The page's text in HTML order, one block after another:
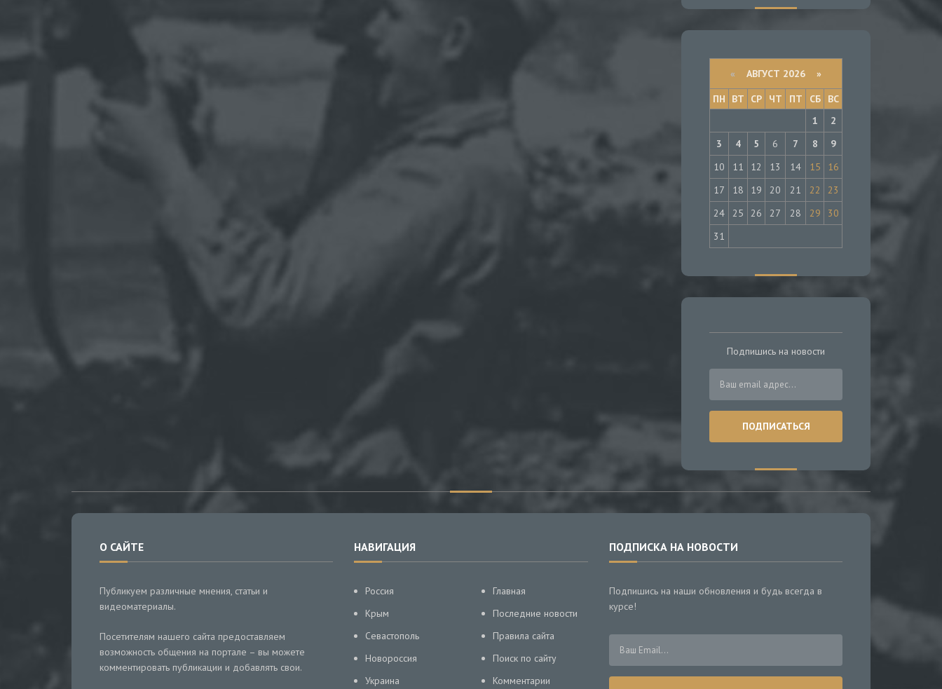
« АВГУСТ 2026 »
ПН
ВТ СР ЧТ ПТ СБ
ВС
1
2
3
4 5 6 7 8
9
10
11 12 13 14 15
16
17
18 19 20 21 22
23
24
25 26 27 28 29
30
31
Подпишись на новости
О САЙТЕ
Публикуем различные мнения, статьи и
видеоматериалы.
Посетителям нашего сайта предоставляем
возможность общения на портале – вы можете
комментировать публикации и добавлять свои.
НАВИГАЦИЯ
Россия
Крым
Севастополь
Новороссия
Украина
Главная
Последние новости
Правила сайта
Поиск по сайту
Комментарии
ПОДПИСКА НА НОВОСТИ
Подпишись на наши обновления и будь всегда в
курсе!